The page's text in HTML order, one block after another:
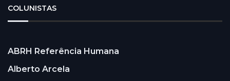
COLUNISTAS
ABRH Referência Humana
Alberto Arcela